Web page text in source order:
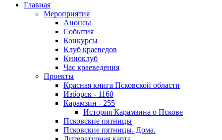
Главная
Мероприятия
Анонсы
События
Конкурсы
Клуб краеведов
Киноклуб
Час краеведения
Проекты
Красная книга Псковской области
Изборск - 1160
Карамзин - 255
История Карамзина о Пскове
Псковские пятницы
Псковские пятницы. Дома.